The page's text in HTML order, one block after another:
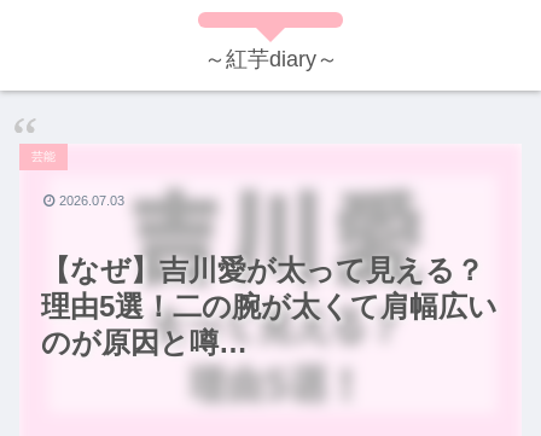
～紅芋diary～
【なぜ】吉川愛が太って見える？
理由5選！二の腕が太くて肩幅広い
のが原因と噂…
芸能
2026.07.03